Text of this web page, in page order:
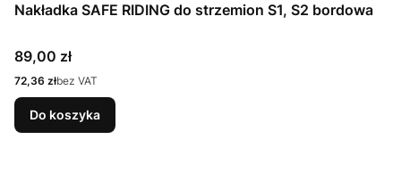
Nakładka SAFE RIDING do strzemion S1, S2 bordowa
Cena
89,00 zł
Cena
72,36 złbez VAT
Do koszyka